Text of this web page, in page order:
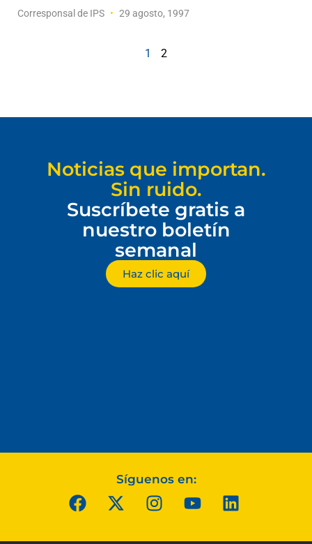
Corresponsal de IPS 29 agosto, 1997
1 2
Noticias que importan.
Sin ruido.
Suscríbete gratis a
nuestro boletín
semanal
Haz clic aquí
Síguenos en: